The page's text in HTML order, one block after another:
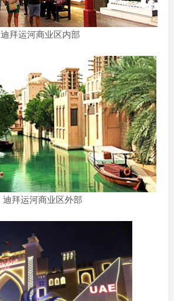
迪拜运河商业区内部
迪拜运河商业区外部